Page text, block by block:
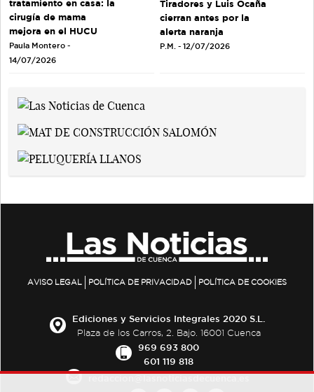
tratamiento en casa: la
cirugía de mama
mejora en el HUCU
Paula Montero -
14/07/2026
Tiradores y Luis Ocaña
cierran antes por la
alerta naranja
P.M. - 12/07/2026
AVISO LEGAL POLÍTICA DE PRIVACIDAD POLÍTICA DE COOKIES
Ediciones y Servicios Integrales 2020 S.L.
Plaza de los Carros, 2. Bajo. 16001 Cuenca
969 693 800
601 119 818